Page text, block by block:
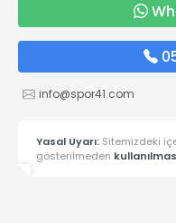
info@spor41.com
Yasal Uyarı: Sitemizdeki
gösterilmeden